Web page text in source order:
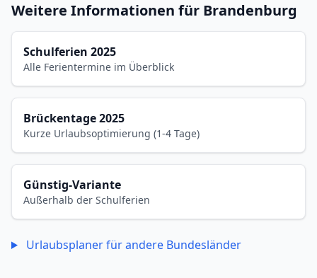
Weitere Informationen für Brandenburg
Schulferien 2025
Alle Ferientermine im Überblick
Brückentage 2025
Kurze Urlaubsoptimierung (1-4 Tage)
Günstig-Variante
Außerhalb der Schulferien
Urlaubsplaner für andere Bundesländer